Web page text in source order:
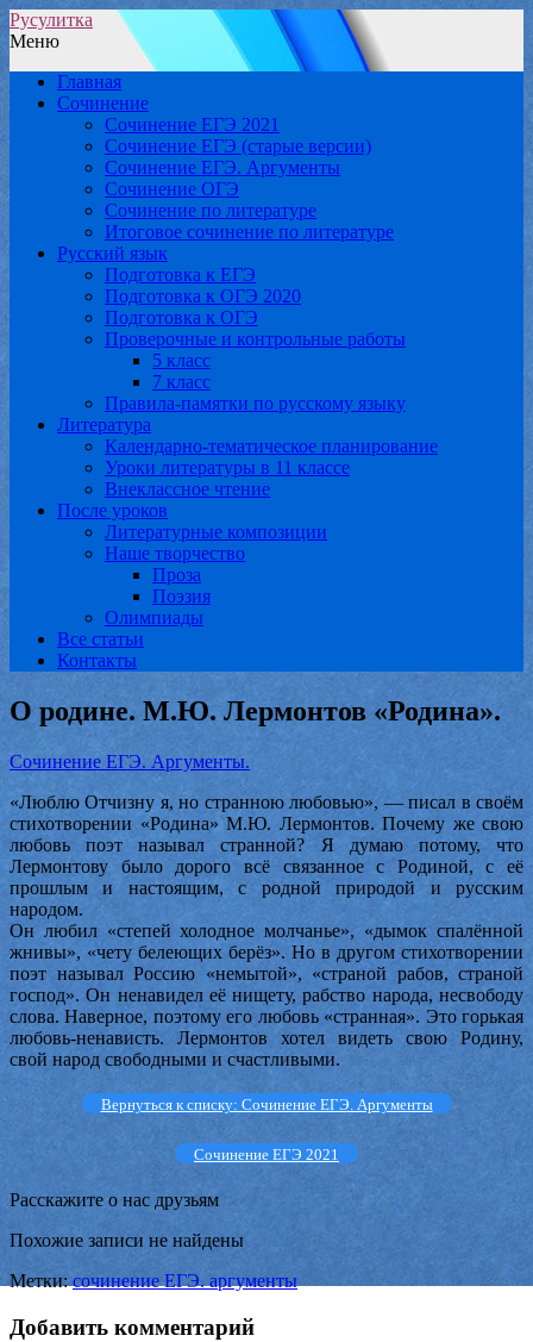
Русулитка
Меню
Главная
Сочинение
Сочинение ЕГЭ 2021
Сочинение ЕГЭ (старые версии)
Сочинение ЕГЭ. Аргументы
Сочинение ОГЭ
Сочинение по литературе
Итоговое сочинение по литературе
Русский язык
Подготовка к ЕГЭ
Подготовка к ОГЭ 2020
Подготовка к ОГЭ
Проверочные и контрольные работы
5 класс
7 класс
Правила-памятки по русскому языку
Литература
Календарно-тематическое планирование
Уроки литературы в 11 классе
Внеклассное чтение
После уроков
Литературные композиции
Наше творчество
Проза
Поэзия
Олимпиады
Все статьи
Контакты
О родине. М.Ю. Лермонтов «Родина».
Сочинение ЕГЭ. Аргументы.
«Люблю Отчизну я, но странною любовью», — писал в своём
стихотворении «Родина» М.Ю. Лермонтов. Почему же свою
любовь поэт называл странной? Я думаю потому, что
Лермонтову было дорого всё связанное с Родиной, с её
прошлым и настоящим, с родной природой и русским
народом.
Он любил «степей холодное молчанье», «дымок спалённой
жнивы», «чету белеющих берёз». Но в другом стихотворении
поэт называл Россию «немытой», «страной рабов, страной
господ». Он ненавидел её нищету, рабство народа, несвободу
слова. Наверное, поэтому его любовь «странная». Это горькая
любовь-ненависть. Лермонтов хотел видеть свою Родину,
свой народ свободными и счастливыми.
Вернуться к списку: Сочинение ЕГЭ. Аргументы
Сочинение ЕГЭ 2021
Расскажите о нас друзьям
Похожие записи не найдены
Метки: сочинение ЕГЭ. аргументы
Добавить комментарий